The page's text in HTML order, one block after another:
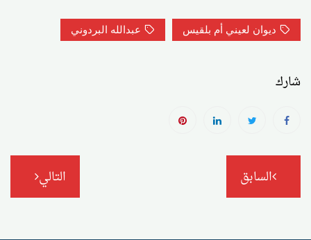
ديوان لعيني أم بلقيس عبدالله البردوني
شارك
تصفّح
المقالات
السابق التالي